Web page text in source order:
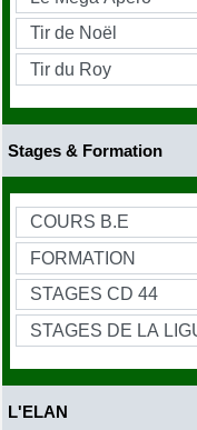
Stages & Formation
L'ELAN